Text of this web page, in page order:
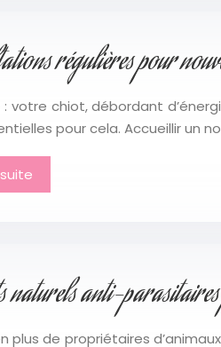
régulières pour
: votre chiot, débordant
pour cela. Accueillir un
naturels anti-
plus de propriétaires